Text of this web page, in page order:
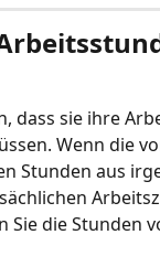
dass sie ihre
Wenn die
Stunden aus
Sie die Stunden